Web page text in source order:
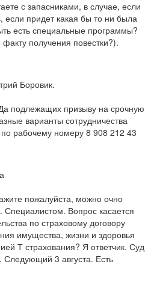
с запасниками, в случае, если
придет какая бы то ни была
есть специальные программы?
получения повестки?).
Боровик.
подлежащих призыву на срочную
варианты сотрудничества
по рабочему номеру 8 908 212 43
пожалуйста, можно очно
Специалистом. Вопрос касается
по страховому договору
имущества, жизни и здоровья
Т страхования? Я ответчик. Суд
3 августа. Есть